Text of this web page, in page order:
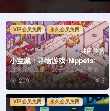
VIP会员免费 永久会员免费
休闲益智
小宝藏：寻物游戏-Nippets: A
Hidden Object Game
游戏介绍这是一款手绘画风的寻物游
戏，灵感源自观察路人和讲述生活琐
事的欢乐。 摇一...
209 3
VIP会员免费 永久会员免费